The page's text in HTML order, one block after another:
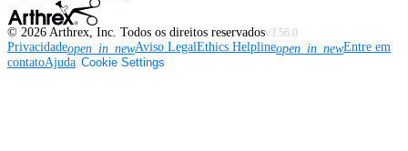
© 2026 Arthrex, Inc. Todos os direitos reservadosv3.56.0
Privacidadeopen_in_newAviso LegalEthics Helplineopen_in_newEntre em
contatoAjuda Cookie Settings